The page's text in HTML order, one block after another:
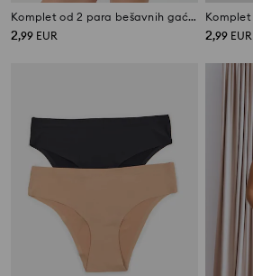
Komplet od 2 para bešavnih gaćica
2,99 EUR 2,99 EUR